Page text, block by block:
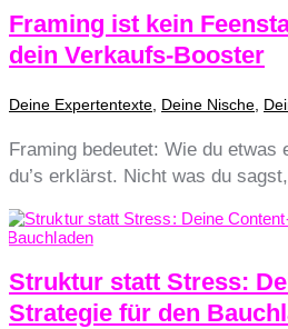
Framing ist kein
dein Verkaufs-Booster
Deine Expertentexte Deine Nische
Framing bedeutet: Wie du etwas
du’s erklärst. Nicht was du
Struktur statt Stress:
Strategie für den